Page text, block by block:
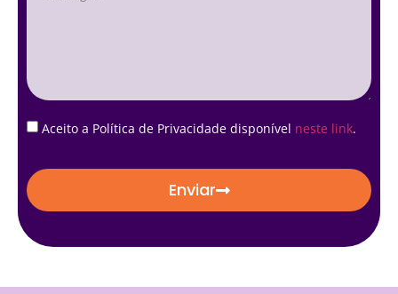
Aceito a Política de Privacidade disponível neste link.
Enviar